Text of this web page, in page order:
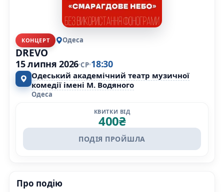
КОНЦЕРТ Одеса
DREVO
15 липня 2026 СР 18:30
Одеський академічний театр музичної
комедії імені М. Водяного
Одеса
КВИТКИ ВІД
400₴
ПОДІЯ ПРОЙШЛА
Про подію